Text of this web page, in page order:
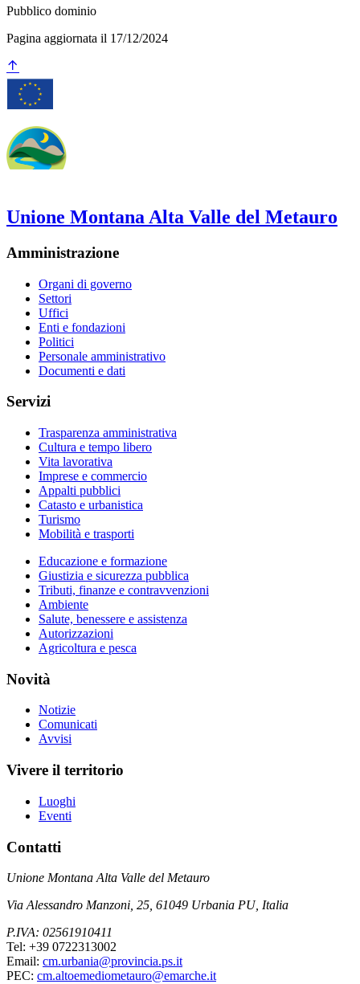
Pubblico dominio
Pagina aggiornata il 17/12/2024
Unione Montana Alta Valle del Metauro
Amministrazione
Organi di governo
Settori
Uffici
Enti e fondazioni
Politici
Personale amministrativo
Documenti e dati
Servizi
Trasparenza amministrativa
Cultura e tempo libero
Vita lavorativa
Imprese e commercio
Appalti pubblici
Catasto e urbanistica
Turismo
Mobilità e trasporti
Educazione e formazione
Giustizia e sicurezza pubblica
Tributi, finanze e contravvenzioni
Ambiente
Salute, benessere e assistenza
Autorizzazioni
Agricoltura e pesca
Novità
Notizie
Comunicati
Avvisi
Vivere il territorio
Luoghi
Eventi
Contatti
Unione Montana Alta Valle del Metauro
Via Alessandro Manzoni, 25, 61049 Urbania PU, Italia
P.IVA: 02561910411
Tel: +39 0722313002
Email: cm.urbania@provincia.ps.it
PEC: cm.altoemediometauro@emarche.it